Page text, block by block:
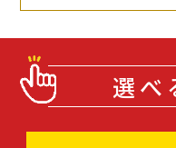
選べ